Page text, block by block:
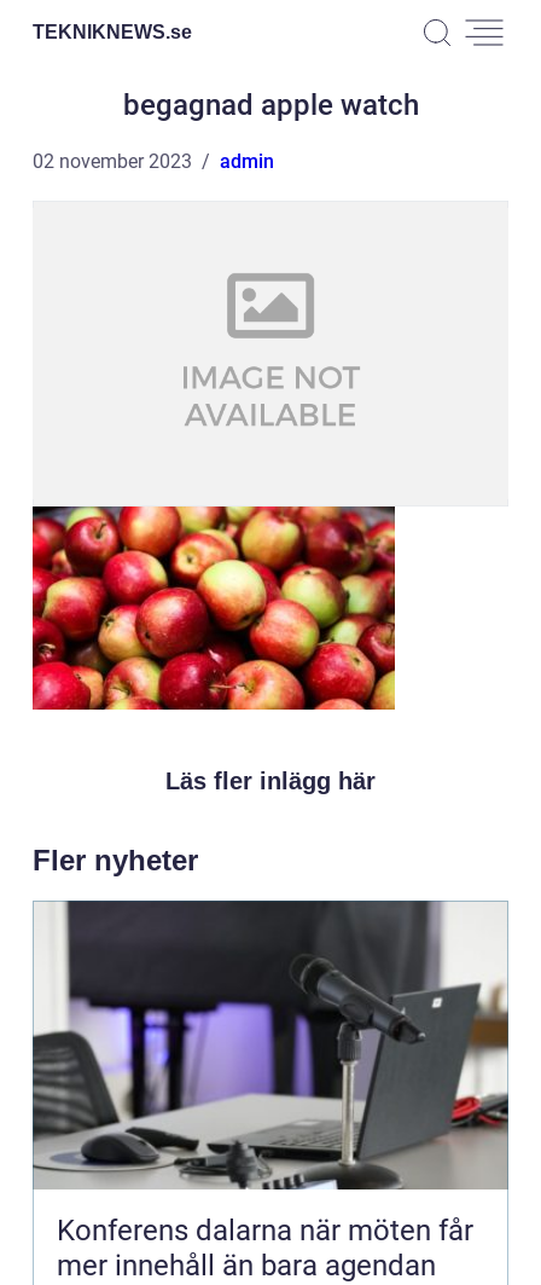
TEKNIKNEWS.se
begagnad apple watch
02 november 2023 admin
Läs fler inlägg här
Fler nyheter
Konferens dalarna när möten får
mer innehåll än bara agendan